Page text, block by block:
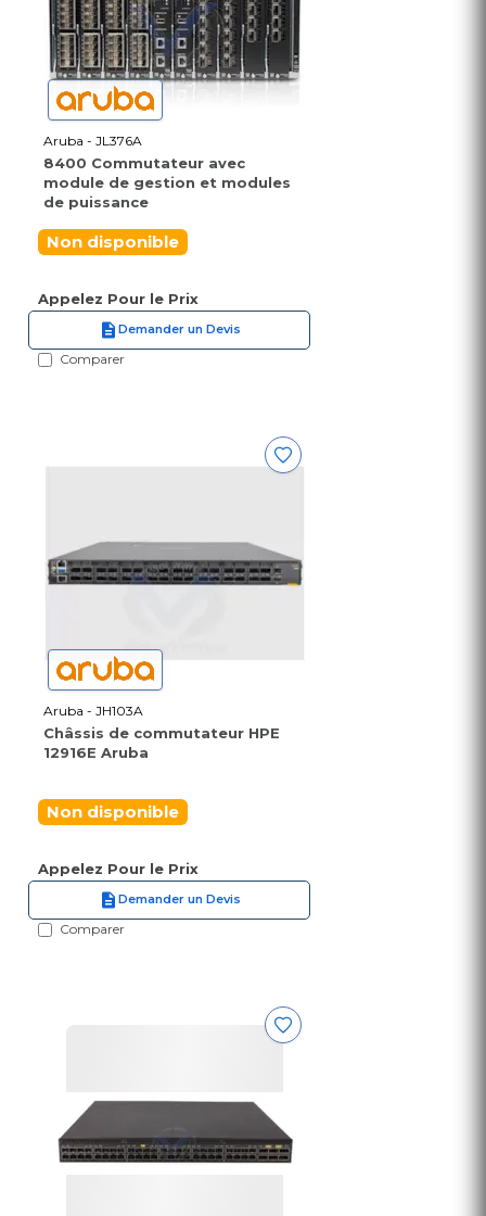
Aruba - JL376A
8400 Commutateur avec
module de gestion et modules
de puissance
Non disponible
Appelez Pour le Prix
Demander un Devis
Comparer
Aruba - JH103A
Châssis de commutateur HPE
12916E Aruba
Non disponible
Appelez Pour le Prix
Demander un Devis
Comparer